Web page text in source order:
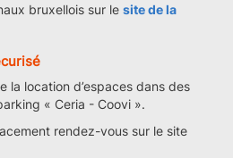
bruxellois sur le site de la
la location d’espaces dans des
« Ceria - Coovi ».
rendez-vous sur le site